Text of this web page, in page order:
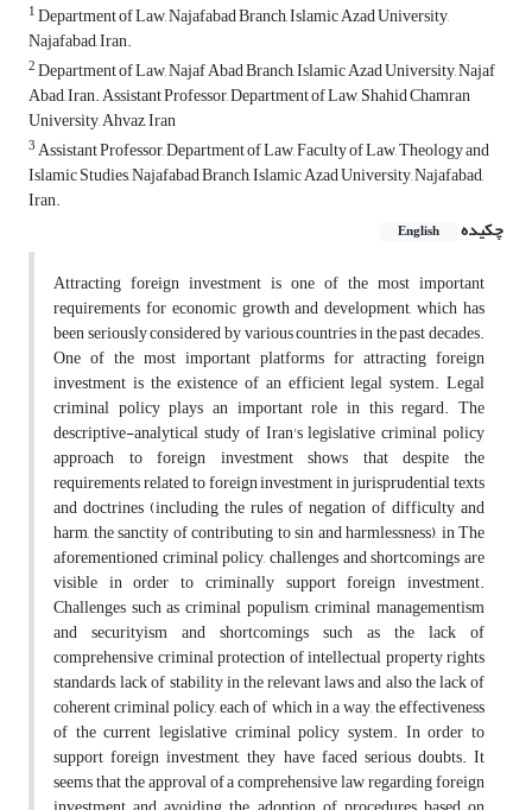
1Department of Law, Najafabad Branch, Islamic Azad University,
Najafabad, Iran.
2Department of Law, Najaf Abad Branch, Islamic Azad University, Najaf
Abad, Iran. Assistant Professor, Department of Law, Shahid Chamran
University, Ahvaz, Iran
3Assistant Professor, Department of Law, Faculty of Law, Theology and
Islamic Studies, Najafabad Branch, Islamic Azad University, Najafabad,
Iran.
چکیده
English
Attracting foreign investment is one of the most important
requirements for economic growth and development, which has
been seriously considered by various countries in the past decades.
One of the most important platforms for attracting foreign
investment is the existence of an efficient legal system. Legal
criminal policy plays an important role in this regard. The
descriptive-analytical study of Iran's legislative criminal policy
approach to foreign investment shows that despite the
requirements related to foreign investment in jurisprudential texts
and doctrines (including the rules of negation of difficulty and
harm, the sanctity of contributing to sin and harmlessness), in The
aforementioned criminal policy, challenges and shortcomings are
visible in order to criminally support foreign investment.
Challenges such as criminal populism, criminal managementism
and securityism and shortcomings such as the lack of
comprehensive criminal protection of intellectual property rights
standards, lack of stability in the relevant laws and also the lack of
coherent criminal policy, each of which in a way, the effectiveness
of the current legislative criminal policy system. In order to
support foreign investment, they have faced serious doubts. It
seems that the approval of a comprehensive law regarding foreign